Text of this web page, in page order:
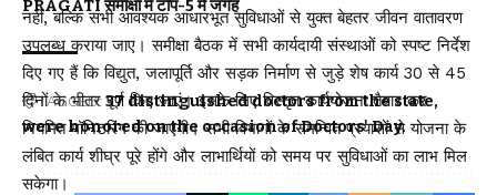
PRAGATI समीक्षा में टॉप-5 में जगह
TAGGED:37 distinguished doctors from the state
were honored on the occasion of Doctors' Day.
नहीं, बल्कि सभी आवश्यक आधारभूत सुविधाओं से युक्त बेहतर जीवन वातावरण
उपलब्ध कराया जाए। समीक्षा बैठक में सभी कार्यदायी संस्थाओं को स्पष्ट निर्देश
दिए गए हैं कि विद्युत, जलापूर्ति और सड़क निर्माण से जुड़े शेष कार्य 30 से 45
दिनों के भीतर पूर्ण किए जाएं। इसके लिए विस्तृत कार्ययोजना तैयार कर
नियमित मॉनिटरिंग की जाएगी। सभी विभागों के समन्वित प्रयासों से योजना के
लंबित कार्य शीघ्र पूरे होंगे और लाभार्थियों को समय पर सुविधाओं का लाभ मिल
सकेगा।